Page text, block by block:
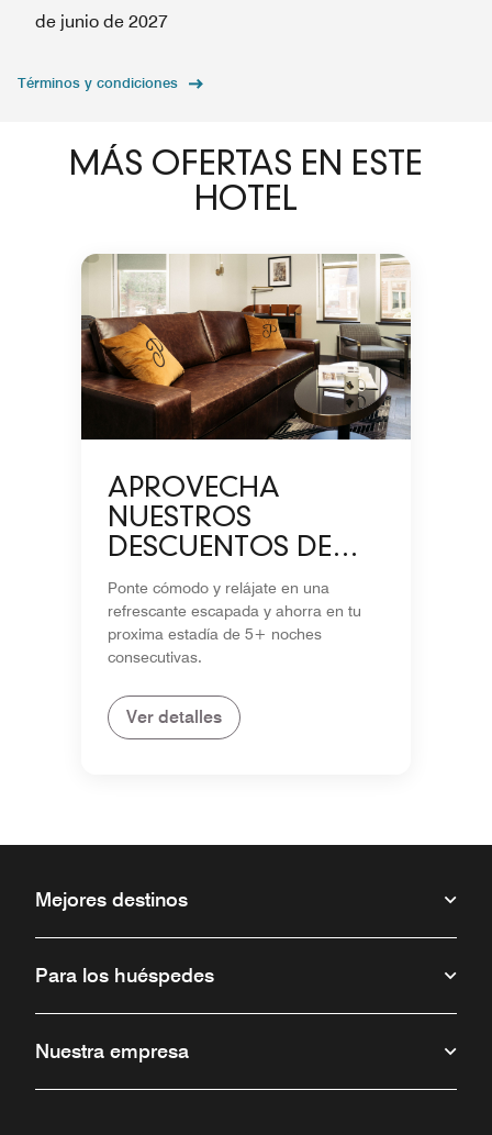
de junio de 2027
Términos y condiciones
MÁS OFERTAS EN ESTE
HOTEL
APROVECHA
NUESTROS
DESCUENTOS DE
TEMPORADA EN
ESTADÍAS DE 5+
NOCHES
Ponte cómodo y relájate en una
refrescante escapada y ahorra en tu
proxima estadía de 5+ noches
consecutivas.
Ver detalles
Mejores destinos
Para los huéspedes
Nuestra empresa